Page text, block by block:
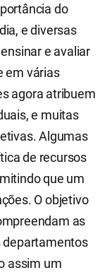
do
e diversas
e avaliar
em várias
agora atribuem
e muitas
Algumas
de recursos
que um
O objetivo
as
departamentos
assim um